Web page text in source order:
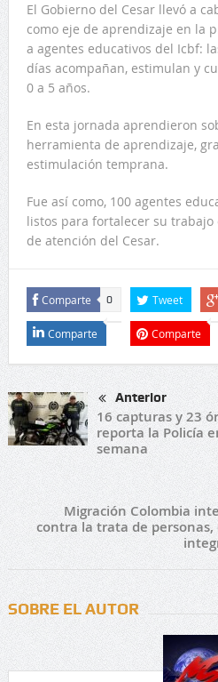
El Gobierno del Cesar llevó a
como eje de aprendizaje en la
a agentes educativos del Icbf:
días acompañan, estimulan y
0 a 5 años.
En esta jornada aprendieron
herramienta de aprendizaje,
estimulación temprana.
Fue así como, 100 agentes
listos para fortalecer su trabajo
de atención del Cesar.
Comparte 0 Tweet
Comparte Comparte
Anterior
16 capturas y 23
reporta la Policía
semana
Migración Colombia
contra la trata de
SOBRE EL AUTOR